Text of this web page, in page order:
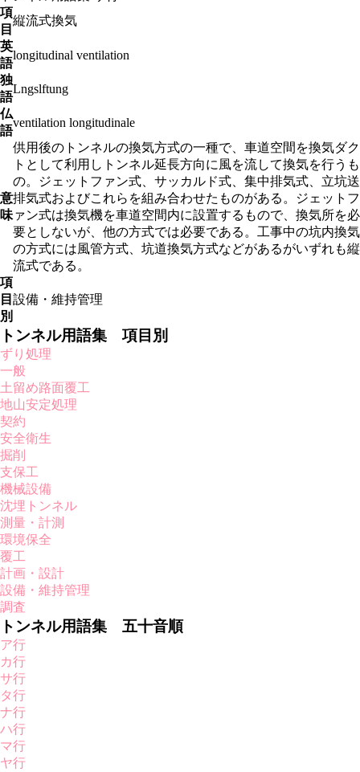
項
目
縦流式換気
英
語
longitudinal ventilation
独
語
Lngslftung
仏
語
ventilation longitudinale
意
味
供用後のトンネルの換気方式の一種で、車道空間を換気ダク
トとして利用しトンネル延長方向に風を流して換気を行うも
の。ジェットファン式、サッカルド式、集中排気式、立坑送
排気式およびこれらを組み合わせたものがある。ジェットフ
ァン式は換気機を車道空間内に設置するもので、換気所を必
要としないが、他の方式では必要である。工事中の坑内換気
の方式には風管方式、坑道換気方式などがあるがいずれも縦
流式である。
項
目
別
設備・維持管理
トンネル用語集 項目別
ずり処理
一般
土留め路面覆工
地山安定処理
契約
安全衛生
掘削
支保工
機械設備
沈埋トンネル
測量・計測
環境保全
覆工
計画・設計
設備・維持管理
調査
トンネル用語集 五十音順
ア行
カ行
サ行
タ行
ナ行
ハ行
マ行
ヤ行